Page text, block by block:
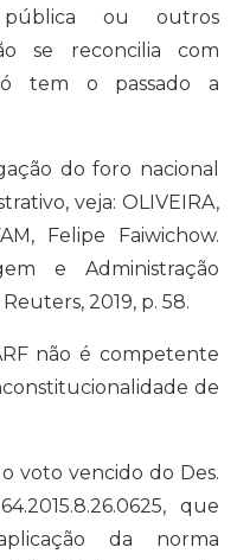
ou outros
se reconcilia com
tem o passado a
do foro nacional
veja: OLIVEIRA,
Felipe Faiwichow.
e Administração
2019, p. 58.
não é competente
de
voto vencido do Des.
que
da norma